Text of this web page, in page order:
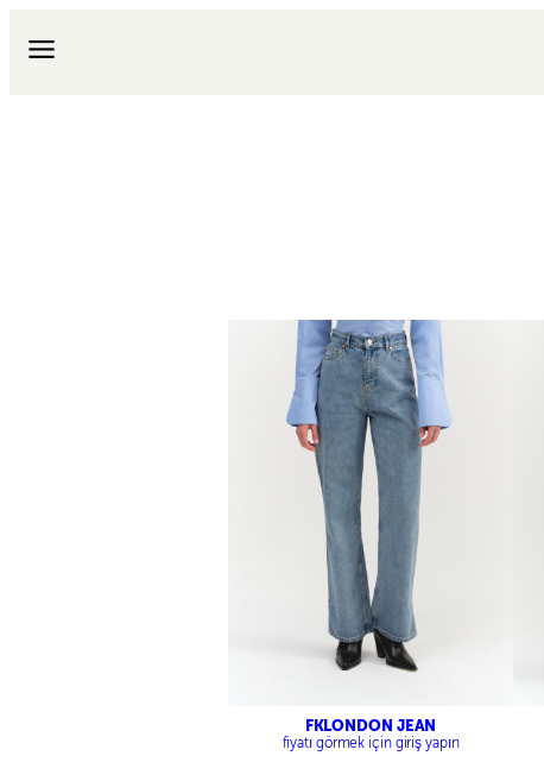
FKLONDON JEAN
fiyatı görmek için giriş yapın